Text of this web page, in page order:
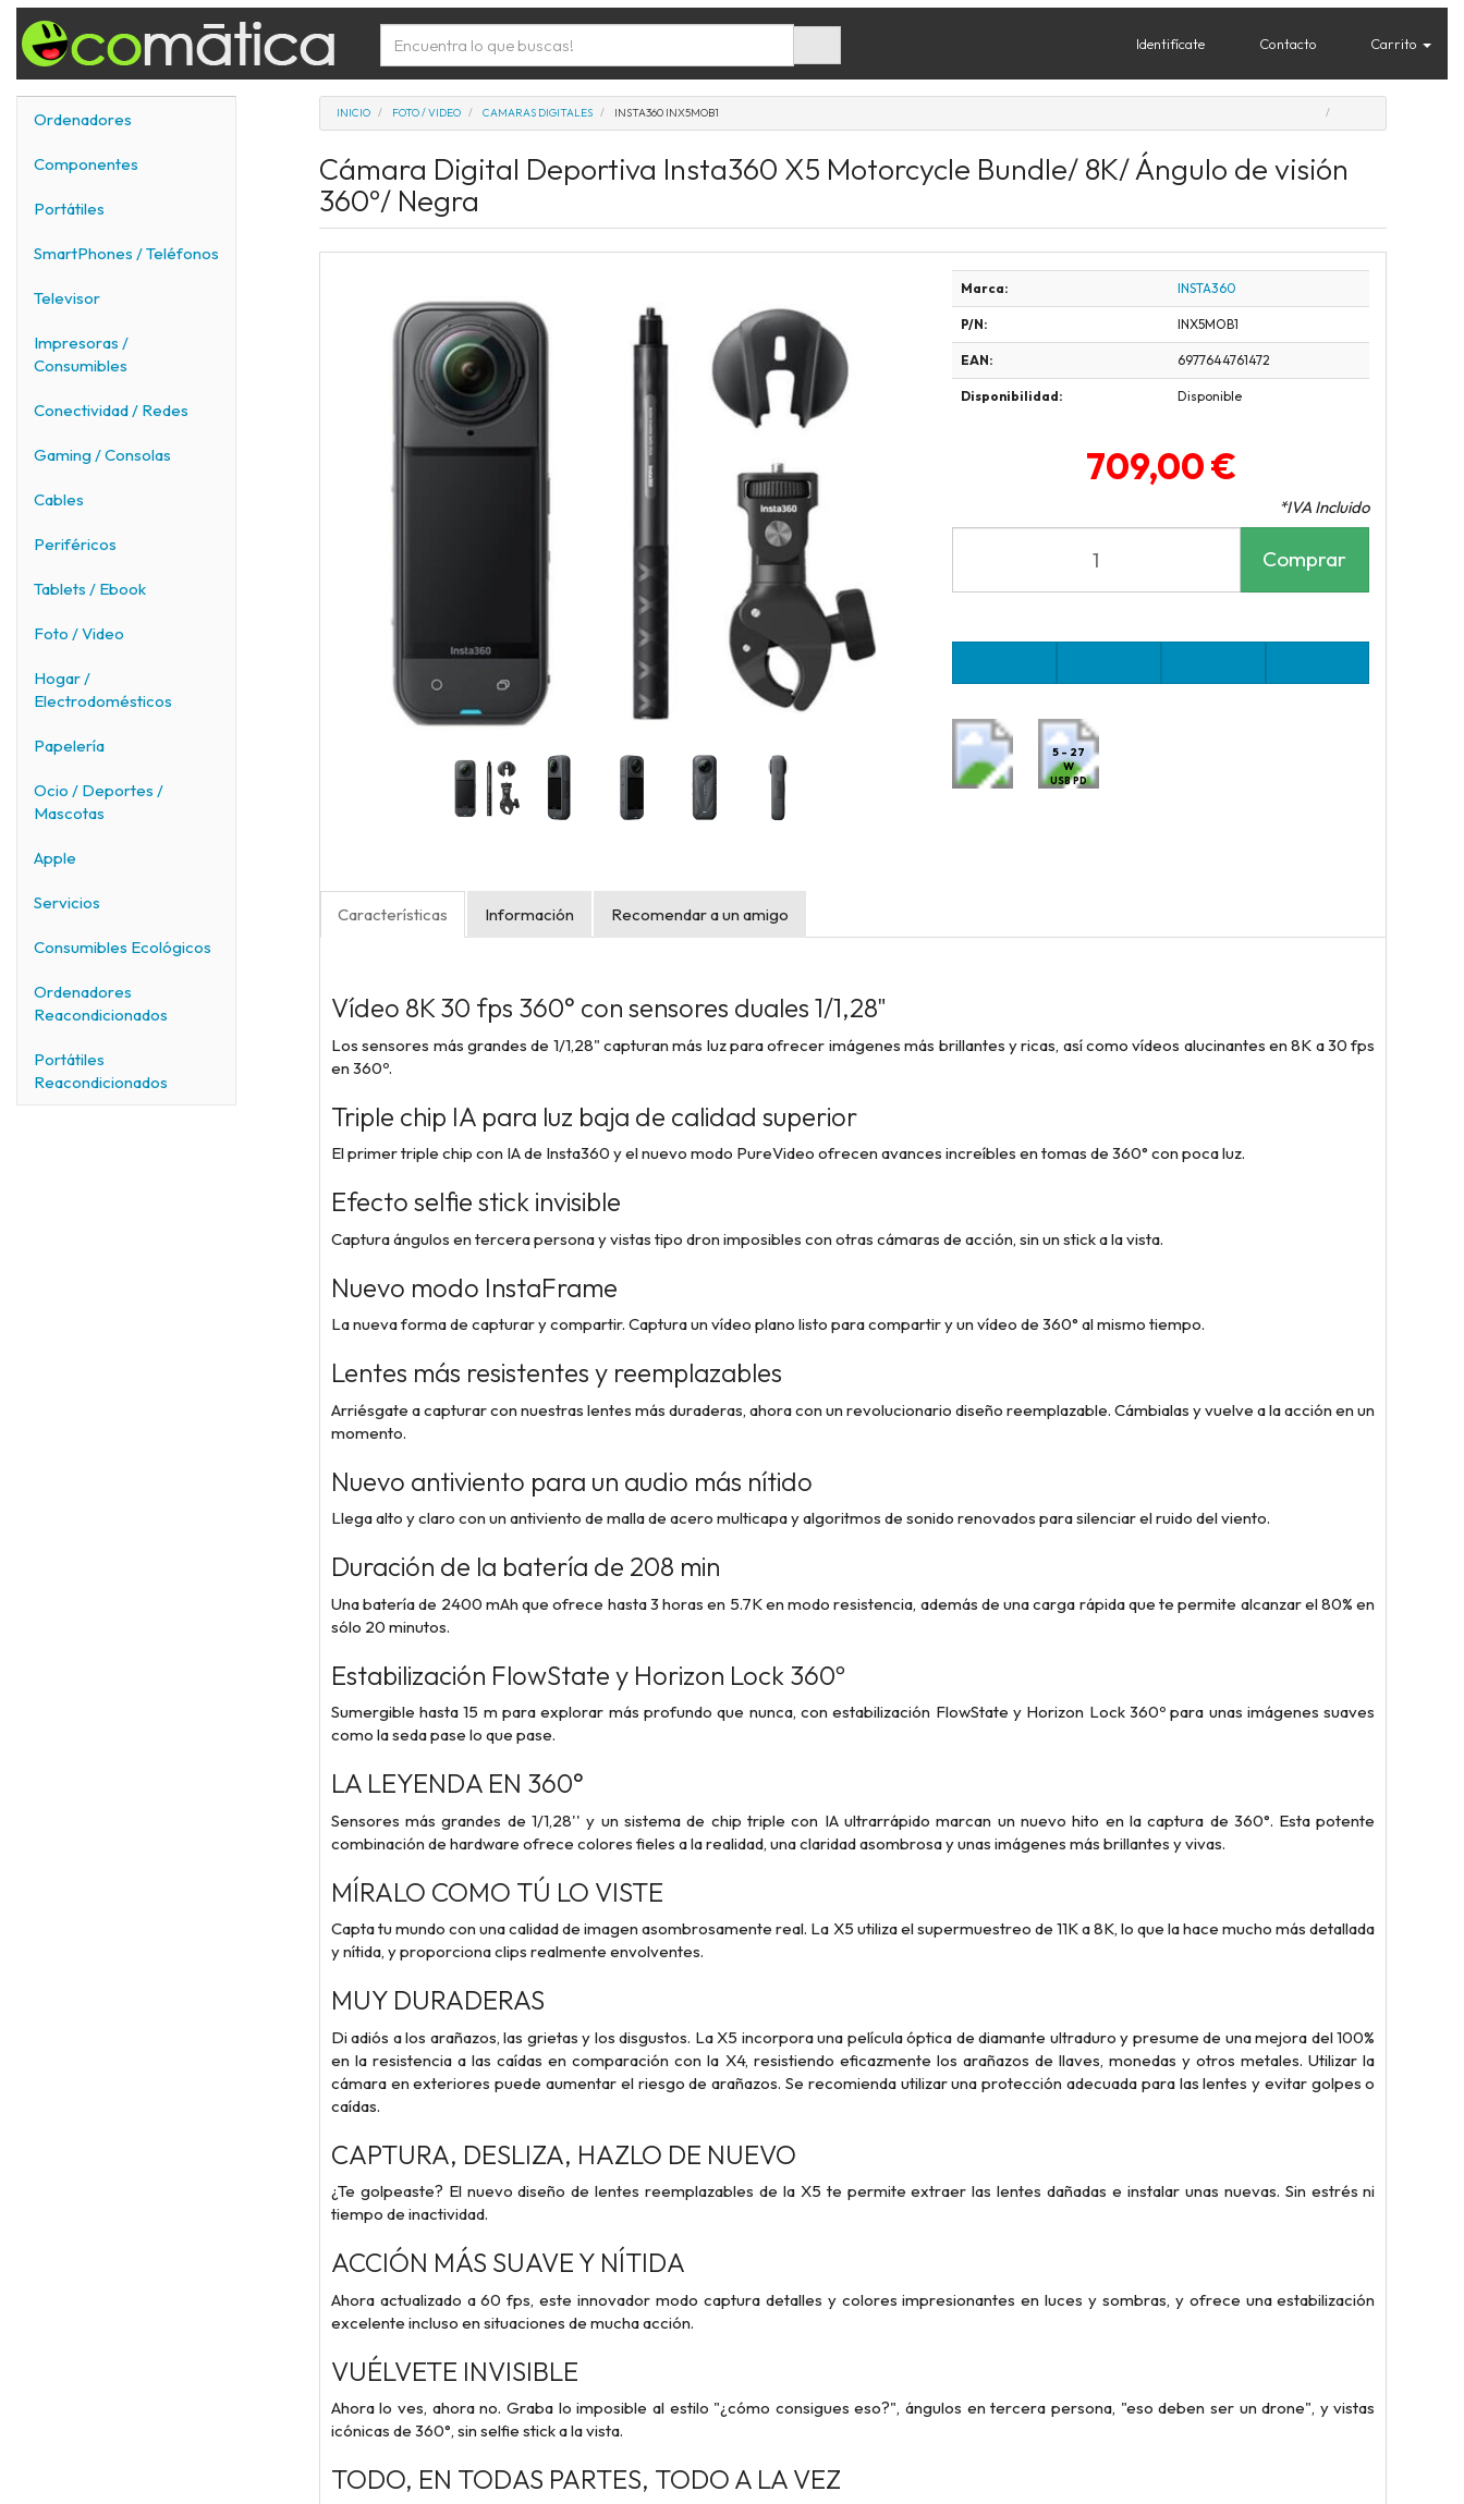
Identifícate Contacto Carrito
Ordenadores
Componentes
Portátiles
SmartPhones / Teléfonos
Televisor
Impresoras /
Consumibles
Conectividad / Redes
Gaming / Consolas
Cables
Periféricos
Tablets / Ebook
Foto / Video
Hogar /
Electrodomésticos
Papelería
Ocio / Deportes /
Mascotas
Apple
Servicios
Consumibles Ecológicos
Ordenadores
Reacondicionados
Portátiles
Reacondicionados
INICIO FOTO / VIDEO CAMARAS DIGITALES INSTA360 INX5MOB1
Cámara Digital Deportiva Insta360 X5 Motorcycle Bundle/ 8K/ Ángulo de visión
360º/ Negra
Marca: INSTA360
P/N: INX5MOB1
EAN: 6977644761472
Disponibilidad: Disponible
709,00 €
*IVA Incluido
Comprar
5 - 27
W
USB PD
Características Información Recomendar a un amigo
Vídeo 8K 30 fps 360° con sensores duales 1/1,28"
Los sensores más grandes de 1/1,28" capturan más luz para ofrecer imágenes más brillantes y ricas, así como vídeos alucinantes en 8K a 30 fps
en 360º.
Triple chip IA para luz baja de calidad superior
El primer triple chip con IA de Insta360 y el nuevo modo PureVideo ofrecen avances increíbles en tomas de 360° con poca luz.
Efecto selfie stick invisible
Captura ángulos en tercera persona y vistas tipo dron imposibles con otras cámaras de acción, sin un stick a la vista.
Nuevo modo InstaFrame
La nueva forma de capturar y compartir. Captura un vídeo plano listo para compartir y un vídeo de 360° al mismo tiempo.
Lentes más resistentes y reemplazables
Arriésgate a capturar con nuestras lentes más duraderas, ahora con un revolucionario diseño reemplazable. Cámbialas y vuelve a la acción en un
momento.
Nuevo antiviento para un audio más nítido
Llega alto y claro con un antiviento de malla de acero multicapa y algoritmos de sonido renovados para silenciar el ruido del viento.
Duración de la batería de 208 min
Una batería de 2400 mAh que ofrece hasta 3 horas en 5.7K en modo resistencia, además de una carga rápida que te permite alcanzar el 80% en
sólo 20 minutos.
Estabilización FlowState y Horizon Lock 360º
Sumergible hasta 15 m para explorar más profundo que nunca, con estabilización FlowState y Horizon Lock 360º para unas imágenes suaves
como la seda pase lo que pase.
LA LEYENDA EN 360°
Sensores más grandes de 1/1,28'' y un sistema de chip triple con IA ultrarrápido marcan un nuevo hito en la captura de 360°. Esta potente
combinación de hardware ofrece colores fieles a la realidad, una claridad asombrosa y unas imágenes más brillantes y vivas.
MÍRALO COMO TÚ LO VISTE
Capta tu mundo con una calidad de imagen asombrosamente real. La X5 utiliza el supermuestreo de 11K a 8K, lo que la hace mucho más detallada
y nítida, y proporciona clips realmente envolventes.
MUY DURADERAS
Di adiós a los arañazos, las grietas y los disgustos. La X5 incorpora una película óptica de diamante ultraduro y presume de una mejora del 100%
en la resistencia a las caídas en comparación con la X4, resistiendo eficazmente los arañazos de llaves, monedas y otros metales. Utilizar la
cámara en exteriores puede aumentar el riesgo de arañazos. Se recomienda utilizar una protección adecuada para las lentes y evitar golpes o
caídas.
CAPTURA, DESLIZA, HAZLO DE NUEVO
¿Te golpeaste? El nuevo diseño de lentes reemplazables de la X5 te permite extraer las lentes dañadas e instalar unas nuevas. Sin estrés ni
tiempo de inactividad.
ACCIÓN MÁS SUAVE Y NÍTIDA
Ahora actualizado a 60 fps, este innovador modo captura detalles y colores impresionantes en luces y sombras, y ofrece una estabilización
excelente incluso en situaciones de mucha acción.
VUÉLVETE INVISIBLE
Ahora lo ves, ahora no. Graba lo imposible al estilo "¿cómo consigues eso?", ángulos en tercera persona, "eso deben ser un drone", y vistas
icónicas de 360°, sin selfie stick a la vista.
TODO, EN TODAS PARTES, TODO A LA VEZ